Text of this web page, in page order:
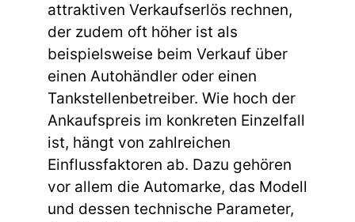
attraktiven Verkaufserlös rechnen,
der zudem oft höher ist als
beispielsweise beim Verkauf über
einen Autohändler oder einen
Tankstellenbetreiber. Wie hoch der
Ankaufspreis im konkreten Einzelfall
ist, hängt von zahlreichen
Einflussfaktoren ab. Dazu gehören
vor allem die Automarke, das Modell
und dessen technische Parameter,